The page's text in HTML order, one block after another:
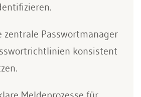
zentrale Passwortmanager
konsistent